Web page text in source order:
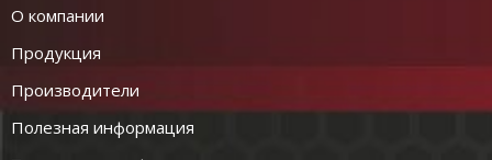
О компании
Продукция
Производители
Полезная информация